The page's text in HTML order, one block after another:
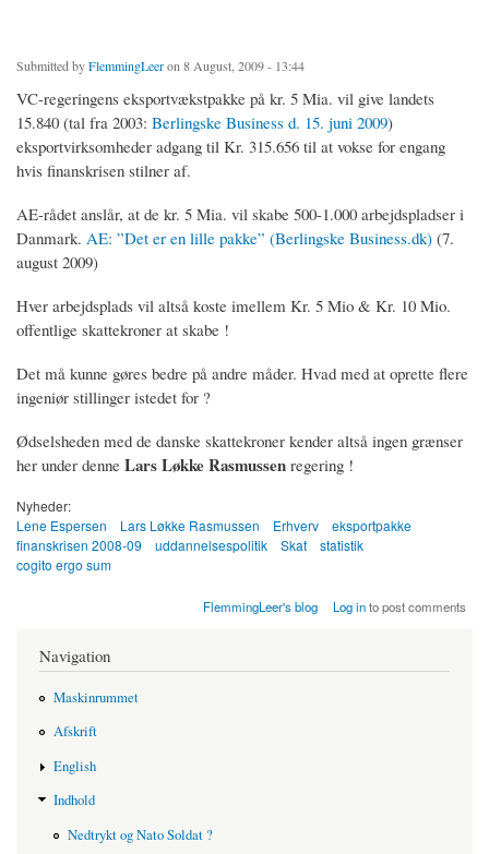
Submitted byFlemmingLeeron 8 August, 2009 - 13:44
VC-regeringens eksportvækstpakke på kr. 5 Mia. vil give landets
15.840 (tal fra 2003: Berlingske Business d. 15. juni 2009)
eksportvirksomheder adgang til Kr. 315.656 til at vokse for engang
hvis finanskrisen stilner af.
AE-rådet anslår, at de kr. 5 Mia. vil skabe 500-1.000 arbejdspladser i
Danmark. AE: ”Det er en lille pakke” (Berlingske Business.dk) (7.
august 2009)
Hver arbejdsplads vil altså koste imellem Kr. 5 Mio & Kr. 10 Mio.
offentlige skattekroner at skabe !
Det må kunne gøres bedre på andre måder. Hvad med at oprette flere
ingeniør stillinger istedet for ?
Ødselsheden med de danske skattekroner kender altså ingen grænser
her under denne Lars Løkke Rasmussen regering !
Nyheder:
Lene Espersen
Lars Løkke Rasmussen Erhverv
eksportpakke
finanskrisen 2008-09
uddannelsespolitik Skat
statistik
cogito ergo sum
FlemmingLeer's blog Log into post comments
Navigation
Maskinrummet
Afskrift
English
Indhold
Nedtrykt og Nato Soldat ?